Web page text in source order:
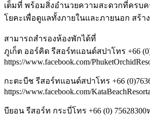
เต็มที่ พร้อมสิ่งอำนวยความสะดวกที่ครบ
โยคะเพื่อดูแลทั้งภายในและภายนอก สร้า
สามารถสำรองห้องพักได้ที่
ภูเก็ต ออร์คิด รีสอร์ทแอนด์สปาโทร +66 (0)
https://www.facebook.com/
กะตะบีช รีสอร์ทแอนด์สปาโทร +66
https://www.facebook.com/
บียอน รีสอร์ท กระบี่โทร +66 (0) 75628300ห